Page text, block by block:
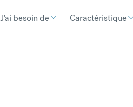
J'ai besoin de Caractéristique